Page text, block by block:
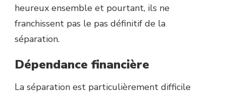
heureux ensemble et pourtant, ils ne
franchissent pas le pas définitif de la
séparation.
Dépendance financière
La séparation est particulièrement difficile